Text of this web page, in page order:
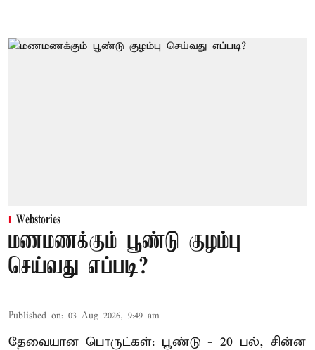
Webstories
மணமணக்கும் பூண்டு குழம்பு
செய்வது எப்படி?
Published on: 03 Aug 2026, 9:49 am
தேவையான பொருட்கள்: பூண்டு - 20 பல், சின்ன